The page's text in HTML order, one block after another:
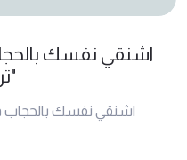
اشنقي نفسك
اشنقي نفسك بالحجاب